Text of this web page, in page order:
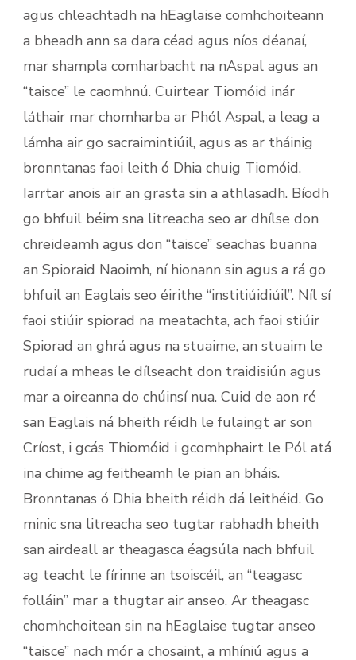
agus chleachtadh na hEaglaise comhchoiteann
a bheadh ann sa dara céad agus níos déanaí,
mar shampla comharbacht na nAspal agus an
“taisce” le caomhnú. Cuirtear Tiomóid inár
láthair mar chomharba ar Phól Aspal, a leag a
lámha air go sacraimintiúil, agus as ar tháinig
bronntanas faoi leith ó Dhia chuig Tiomóid.
Iarrtar anois air an grasta sin a athlasadh. Bíodh
go bhfuil béim sna litreacha seo ar dhílse don
chreideamh agus don “taisce” seachas buanna
an Spioraid Naoimh, ní hionann sin agus a rá go
bhfuil an Eaglais seo éirithe “institiúidiúil”. Níl sí
faoi stiúir spiorad na meatachta, ach faoi stiúir
Spiorad an ghrá agus na stuaime, an stuaim le
rudaí a mheas le dílseacht don traidisiún agus
mar a oireanna do chúinsí nua. Cuid de aon ré
san Eaglais ná bheith réidh le fulaingt ar son
Críost, i gcás Thiomóid i gcomhphairt le Pól atá
ina chime ag feitheamh le pian an bháis.
Bronntanas ó Dhia bheith réidh dá leithéid. Go
minic sna litreacha seo tugtar rabhadh bheith
san airdeall ar theagasca éagsúla nach bhfuil
ag teacht le fírinne an tsoiscéil, an “teagasc
folláin” mar a thugtar air anseo. Ar theagasc
chomhchoitean sin na hEaglaise tugtar anseo
“taisce” nach mór a chosaint, a mhíniú agus a